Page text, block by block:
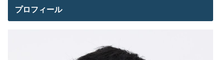
プロフィール